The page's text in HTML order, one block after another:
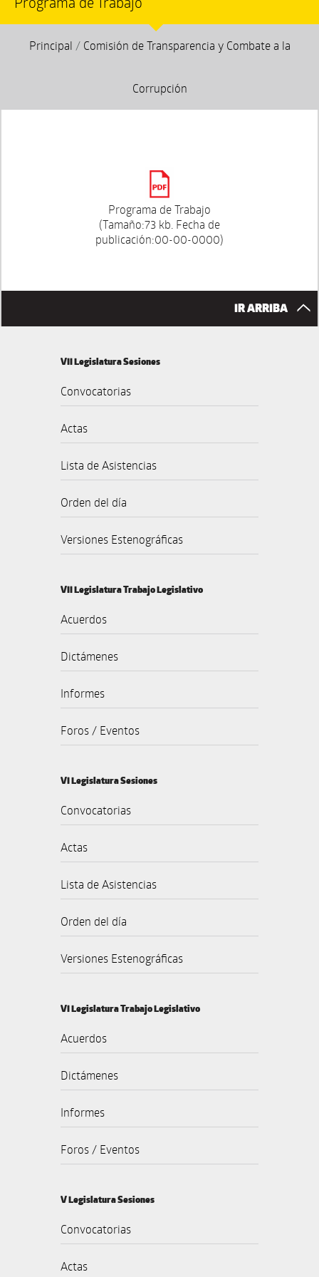
Principal / Comisión de Transparencia y Combate a la
Corrupción
Programa de Trabajo
(Tamaño:73 kb. Fecha de
publicación:00-00-0000)
IR ARRIBA
VII Legislatura Sesiones
Convocatorias
Actas
Lista de Asistencias
Orden del día
Versiones Estenográficas
VII Legislatura Trabajo Legislativo
Acuerdos
Dictámenes
Informes
Foros / Eventos
VI Legislatura Sesiones
Convocatorias
Actas
Lista de Asistencias
Orden del día
Versiones Estenográficas
VI Legislatura Trabajo Legislativo
Acuerdos
Dictámenes
Informes
Foros / Eventos
V Legislatura Sesiones
Convocatorias
Actas